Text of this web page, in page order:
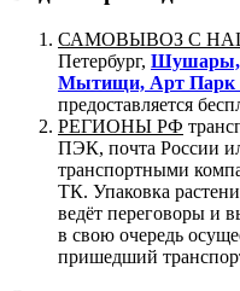
САМОВЫВОЗ С
Петербург, Шушары,
Мытищи, Арт Парк
предоставляется
РЕГИОНЫ РФ
ПЭК, почта России
транспортными
ТК. Упаковка
ведёт переговоры и
в свою очередь
пришедший